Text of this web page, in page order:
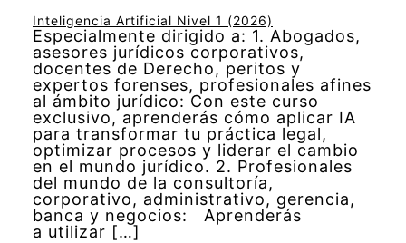
Inteligencia Artificial Nivel 1 (2026)
Especialmente dirigido a: 1. Abogados,
asesores jurídicos corporativos,
docentes de Derecho, peritos y
expertos forenses, profesionales afines
al ámbito jurídico: Con este curso
exclusivo, aprenderás cómo aplicar IA
para transformar tu práctica legal,
optimizar procesos y liderar el cambio
en el mundo jurídico. 2. Profesionales
del mundo de la consultoría,
corporativo, administrativo, gerencia,
banca y negocios: Aprenderás
a utilizar […]